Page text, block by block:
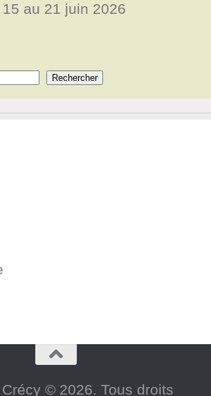
au 21 juin 2026
Rechercher
© 2026. Tous droits